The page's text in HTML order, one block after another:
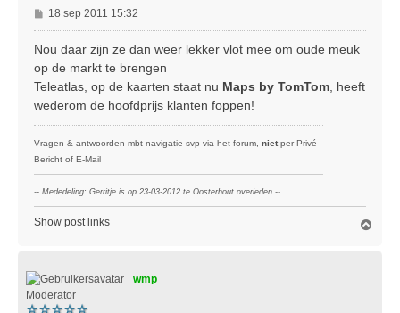
B
e
c
h
t
18 sep 2011 15:32
Nou daar zijn ze dan weer lekker vlot mee om oude meuk
op de markt te brengen
Teleatlas, op de kaarten staat nu Maps by TomTom , heeft
wederom de hoofdprijs klanten foppen!
Vragen & antwoorden mbt navigatie svp via het forum, nietper Privé-
Bericht of E-Mail
-- Mededeling: Gerritje is op 23-03-2012 te Oosterhout overleden --
Show post links
wmp
Moderator